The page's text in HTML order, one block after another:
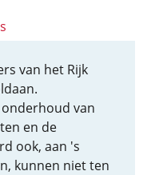
van het Rijk
van
en de
ook, aan 's
kunnen niet ten